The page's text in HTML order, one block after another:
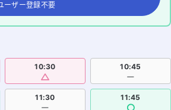
ーザー登録不要
10:30 10:45
11:30 11:45